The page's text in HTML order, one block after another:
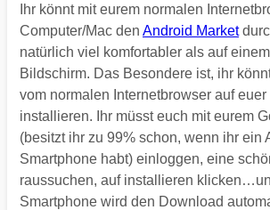
Ihr könnt mit eurem normalen
Computer/Mac den Android Market
natürlich viel komfortabler als auf
Bildschirm. Das Besondere ist, ihr
vom normalen Internetbrowser auf
installieren. Ihr müsst euch mit eurem
(besitzt ihr zu 99% schon, wenn ihr ein
Smartphone habt) einloggen, eine
raussuchen, auf installieren
Smartphone wird den Download